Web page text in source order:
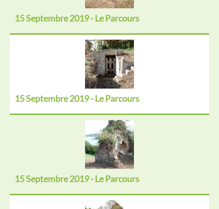
15 Septembre 2019 - Le Parcours
15 Septembre 2019 - Le Parcours
15 Septembre 2019 - Le Parcours